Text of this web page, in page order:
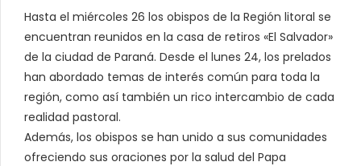
Hasta el miércoles 26 los obispos de la Región litoral se
encuentran reunidos en la casa de retiros «El Salvador»
de la ciudad de Paraná. Desde el lunes 24, los prelados
han abordado temas de interés común para toda la
región, como así también un rico intercambio de cada
realidad pastoral.
Además, los obispos se han unido a sus comunidades
ofreciendo sus oraciones por la salud del Papa